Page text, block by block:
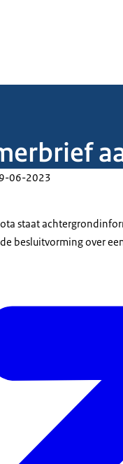
06-2023
staat
besluitvorming over